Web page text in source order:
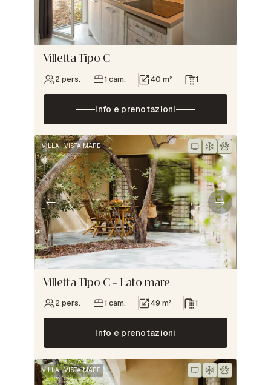
Villetta Tipo C
2 pers. 1 cam. 40 m² 1
Info e prenotazioni
VILLA VISTA MARE
Villetta Tipo C – Lato mare
2 pers. 1 cam. 49 m² 1
Info e prenotazioni
VILLA VISTA MARE